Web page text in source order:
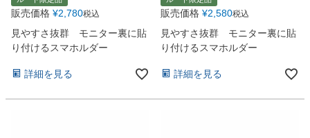
販売価格 ¥2,780税込
見やすさ抜群 モニター裏に貼
り付けるスマホルダー
詳細を見る
販売価格 ¥2,580税込
見やすさ抜群 モニター裏に貼
り付けるスマホルダー
詳細を見る